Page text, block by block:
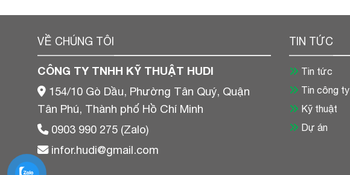
VỀ CHÚNG TÔI
CÔNG TY TNHH KỸ THUẬT HUDI
154/10 Gò Dầu, Phường Tân Quý, Quận
Tân Phú, Thành phố Hồ Chí Minh
0903 990 275 (Zalo)
infor.hudi@gmail.com
TIN TỨC
Tin tức
Tin công ty
Kỹ thuật
Dự án